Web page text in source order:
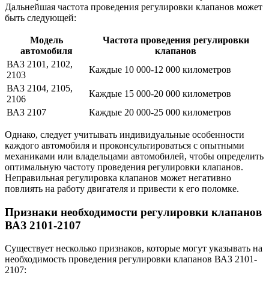
Дальнейшая частота проведения регулировки клапанов может
быть следующей:
Модель
автомобиля
Частота проведения регулировки
клапанов
ВАЗ 2101, 2102,
2103
Каждые 10 000-12 000 километров
ВАЗ 2104, 2105,
2106
Каждые 15 000-20 000 километров
ВАЗ 2107
Каждые 20 000-25 000 километров
Однако, следует учитывать индивидуальные особенности
каждого автомобиля и проконсультироваться с опытными
механиками или владельцами автомобилей, чтобы определить
оптимальную частоту проведения регулировки клапанов.
Неправильная регулировка клапанов может негативно
повлиять на работу двигателя и привести к его поломке.
Признаки необходимости регулировки клапанов
ВАЗ 2101-2107
Существует несколько признаков, которые могут указывать на
необходимость проведения регулировки клапанов ВАЗ 2101-
2107: